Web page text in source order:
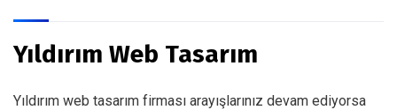
Yıldırım Web Tasarım
Yıldırım web tasarım firması arayışlarınız devam ediyorsa